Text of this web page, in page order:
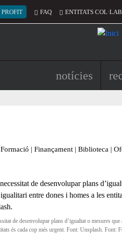
del compte d'usuari
PROFIT FAQ ENTITATS
Navegació
notícies
Formació | Finançament | Biblioteca |
de desenvolupar plans d’igualtat o mesures
és cada cop més urgent. Font: Unsplash. Font: